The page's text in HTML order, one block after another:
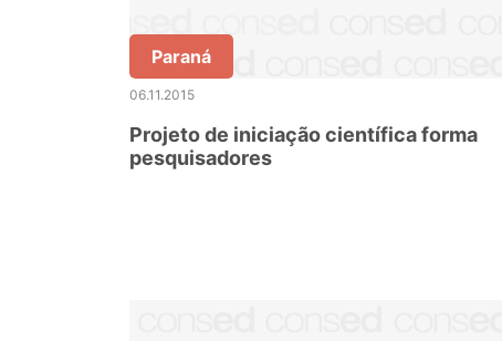
Paraná
06.11.2015
Projeto de iniciação científica forma
pesquisadores